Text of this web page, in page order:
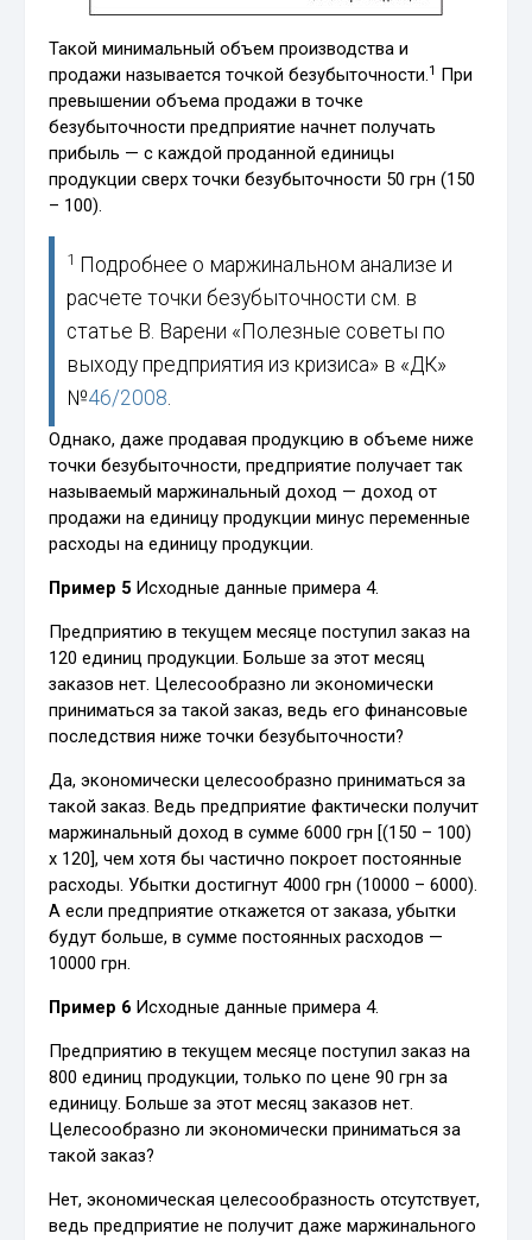
Такой минимальный объем производства и
продажи называется точкой безубыточности.1
При
превышении объема продажи в точке
безубыточности предприятие начнет получать
прибыль — с каждой проданной единицы
продукции сверх точки безубыточности 50 грн (150
– 100).
1 Подробнее о маржинальном анализе и
расчете точки безубыточности см. в
статье В. Варени «Полезные советы по
выходу предприятия из кризиса» в «ДК»
№46/2008.
Однако, даже продавая продукцию в объеме ниже
точки безубыточности, предприятие получает так
называемый маржинальный доход — доход от
продажи на единицу продукции минус переменные
расходы на единицу продукции.
Пример 5 Исходные данные примера 4.
Предприятию в текущем месяце поступил заказ на
120 единиц продукции. Больше за этот месяц
заказов нет. Целесообразно ли экономически
приниматься за такой заказ, ведь его финансовые
последствия ниже точки безубыточности?
Да, экономически целесообразно приниматься за
такой заказ. Ведь предприятие фактически получит
маржинальный доход в сумме 6000 грн [(150 – 100)
х 120], чем хотя бы частично покроет постоянные
расходы. Убытки достигнут 4000 грн (10000 – 6000).
А если предприятие откажется от заказа, убытки
будут больше, в сумме постоянных расходов —
10000 грн.
Пример 6 Исходные данные примера 4.
Предприятию в текущем месяце поступил заказ на
800 единиц продукции, только по цене 90 грн за
единицу. Больше за этот месяц заказов нет.
Целесообразно ли экономически приниматься за
такой заказ?
Нет, экономическая целесообразность отсутствует,
ведь предприятие не получит даже маржинального